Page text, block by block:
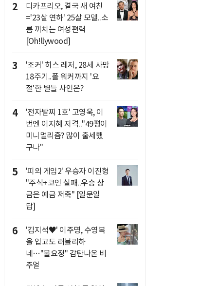
2
디카프리오, 결국 새 여친
='23살 연하' 25살 모델..소
름 끼치는 여성편력
[Oh!llywood]
3
'조커' 히스 레저, 28세 사망
18주기..폴 워커까지 '요
절'한 별들 사인은?
4
'전자발찌 1호' 고영욱, 이
번엔 이지혜 저격.."49평이
미니멀리즘? 많이 출세했
구나"
5
'피의 게임2' 우승자 이진형
"주식+코인 실패..우승 상
금은 예금 저축" [일문일
답]
6
'김지석♥' 이주명, 수영복
을 입고도 러블리하
네…"물요정" 감탄나온 비
주얼